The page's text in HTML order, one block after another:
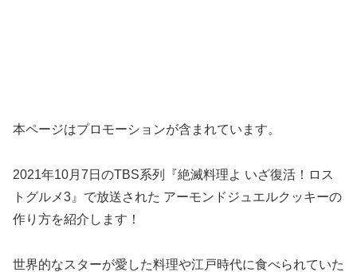
本ページはプロモーションが含まれています。
2021年10月7日のTBS系列『絶滅料理よ いざ復活！ロス
トグルメ3』で放送された アーモンドジュエルクッキーの
作り方を紹介します！
世界的なスターが愛した料理や江戸時代に食べられていた